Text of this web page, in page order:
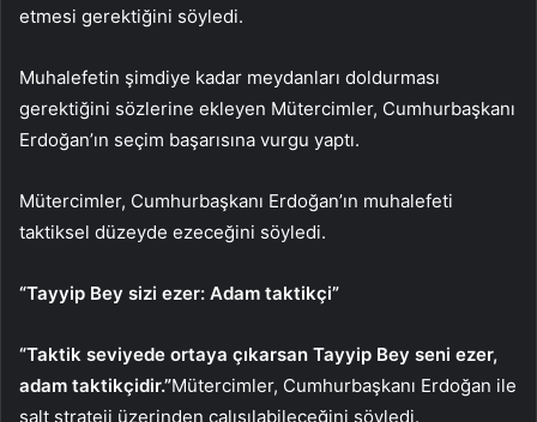
etmesi gerektiğini söyledi.
Muhalefetin şimdiye kadar meydanları doldurması
gerektiğini sözlerine ekleyen Mütercimler, Cumhurbaşkanı
Erdoğan’ın seçim başarısına vurgu yaptı.
Mütercimler, Cumhurbaşkanı Erdoğan’ın muhalefeti
taktiksel düzeyde ezeceğini söyledi.
“Tayyip Bey sizi ezer: Adam taktikçi”
“Taktik seviyede ortaya çıkarsan Tayyip Bey seni ezer,
adam taktikçidir.”Mütercimler, Cumhurbaşkanı Erdoğan ile
salt strateji üzerinden çalışılabileceğini söyledi.